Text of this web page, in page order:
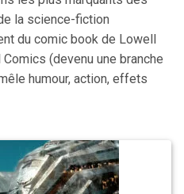
la science-fiction
du comic book de Lowell
(devenu une branche
humour, action, effets